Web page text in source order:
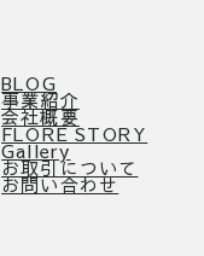
BLOG
事業紹介
会社概要
FLORE STORY
Gallery
お取引について
お問い合わせ